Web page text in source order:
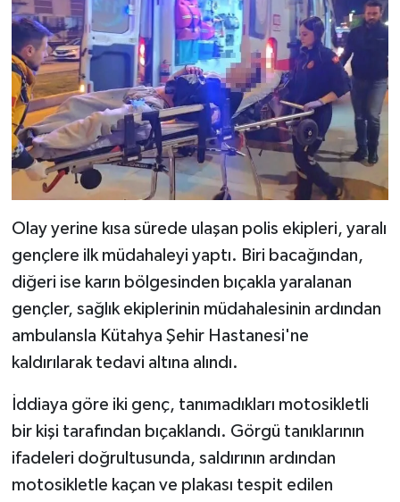
Olay yerine kısa sürede ulaşan polis ekipleri, yaralı
gençlere ilk müdahaleyi yaptı. Biri bacağından,
diğeri ise karın bölgesinden bıçakla yaralanan
gençler, sağlık ekiplerinin müdahalesinin ardından
ambulansla Kütahya Şehir Hastanesi'ne
kaldırılarak tedavi altına alındı.
İddiaya göre iki genç, tanımadıkları motosikletli
bir kişi tarafından bıçaklandı. Görgü tanıklarının
ifadeleri doğrultusunda, saldırının ardından
motosikletle kaçan ve plakası tespit edilen